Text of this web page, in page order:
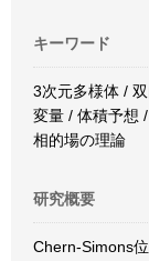
キーワード
3次元多様体 /
変量 / 体積予想
相的場の理論
研究概要
Chern-Simons